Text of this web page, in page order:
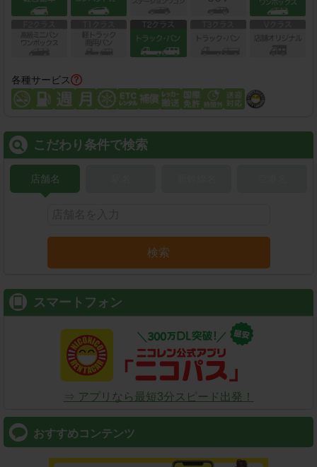
各種サービス
こだわり条件で検索
店舗名
検索
スマートフォン
⇒ アプリなら最短3分スピード出発！
おすすめコンテンツ